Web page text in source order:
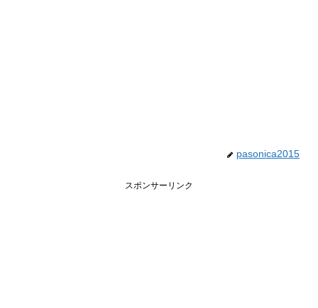
pasonica2015
スポンサーリンク